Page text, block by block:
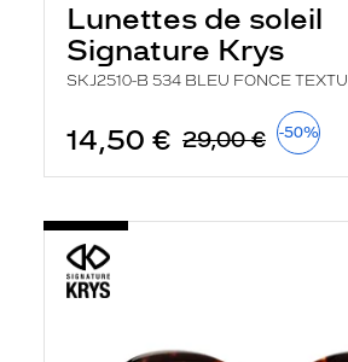
Lunettes de soleil
Signature Krys
SKJ2510-B 534 BLEU FONCE TEXTU
14,50 € 29,00 € -50%